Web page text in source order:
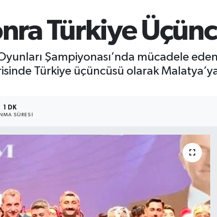
Türkiye
Şampiyonası’nda mücadele
Türkiye üçüncüsü olarak
1 DK
SÜRESI